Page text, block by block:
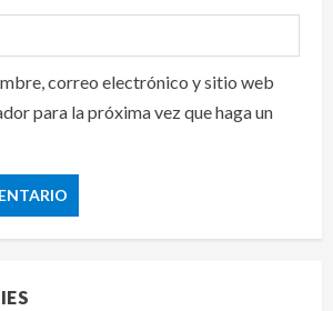
correo electrónico y sitio web
para la próxima vez que haga un